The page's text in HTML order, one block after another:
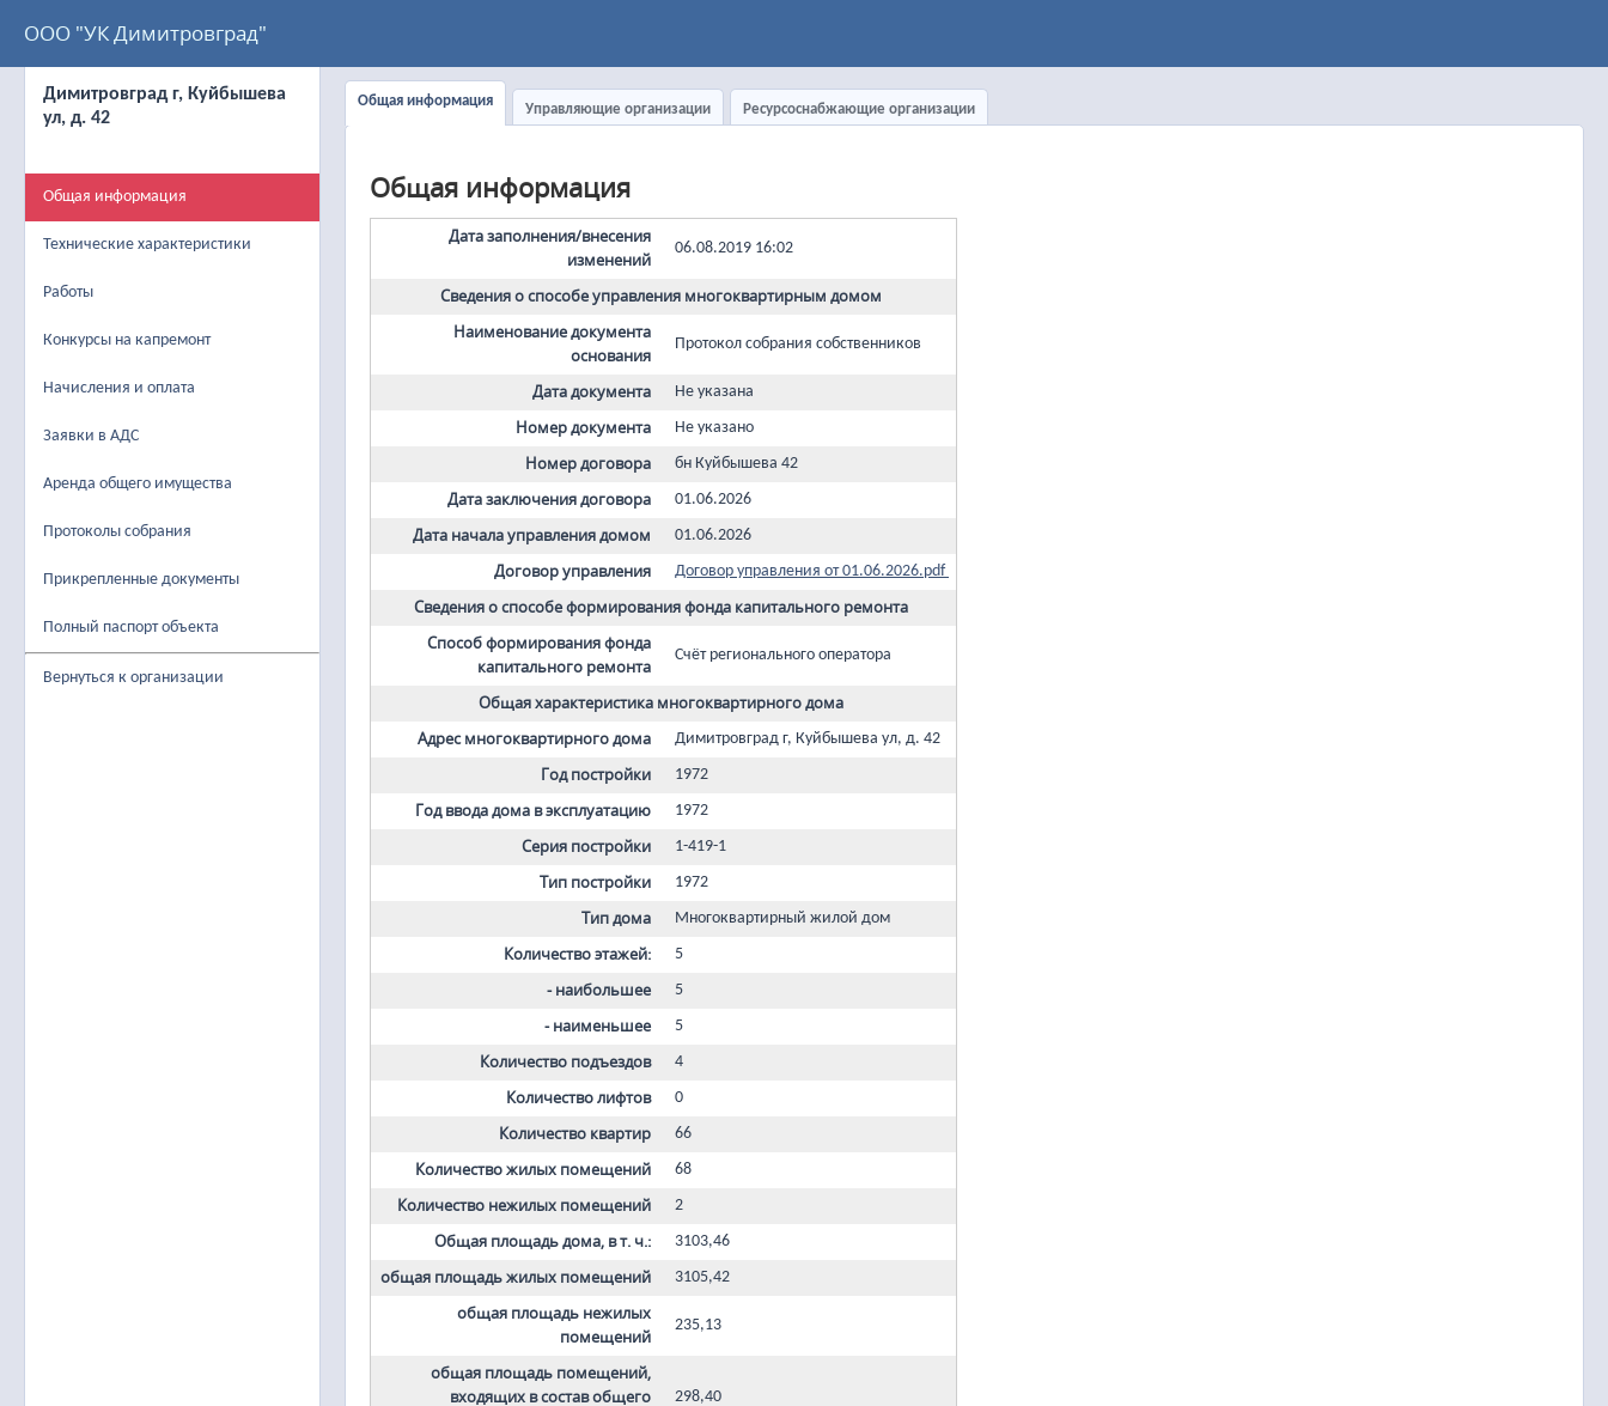
ООО "УК Димитровград"
Димитровград г, Куйбышева
ул, д. 42
Общая информация
Технические характеристики
Работы
Конкурсы на капремонт
Начисления и оплата
Заявки в АДС
Аренда общего имущества
Протоколы собрания
Прикрепленные документы
Полный паспорт объекта
Вернуться к организации
Общая информация
Управляющие организации Ресурсоснабжающие организации
Общая информация
Дата заполнения/внесения
изменений
06.08.2019 16:02
Сведения о способе управления многоквартирным домом
Наименование документа
основания
Протокол собрания собственников
Дата документа Не указана
Номер документа Не указано
Номер договора бн Куйбышева 42
Дата заключения договора 01.06.2026
Дата начала управления домом 01.06.2026
Договор управления Договор управления от 01.06.2026.pdf
Сведения о способе формирования фонда капитального ремонта
Способ формирования фонда
капитального ремонта
Счёт регионального оператора
Общая характеристика многоквартирного дома
Адрес многоквартирного дома
Димитровград г, Куйбышева ул, д. 42
Год постройки 1972
Год ввода дома в эксплуатацию 1972
Серия постройки 1-419-1
Тип постройки 1972
Тип дома Многоквартирный жилой дом
Количество этажей: 5
- наибольшее 5
- наименьшее 5
Количество подъездов 4
Количество лифтов 0
Количество квартир 66
Количество жилых помещений 68
Количество нежилых помещений 2
Общая площадь дома, в т. ч.: 3103,46
общая площадь жилых помещений 3105,42
общая площадь нежилых
помещений
235,13
общая площадь помещений,
входящих в состав общего
298,40